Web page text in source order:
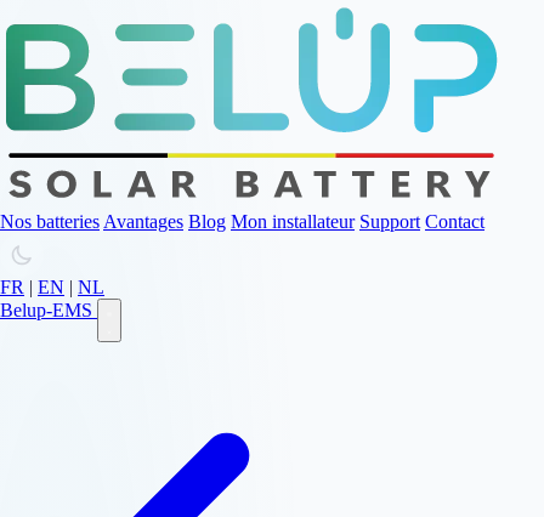
Nos batteries Avantages Blog Mon installateur Support Contact
FR | EN | NL
Belup-EMS